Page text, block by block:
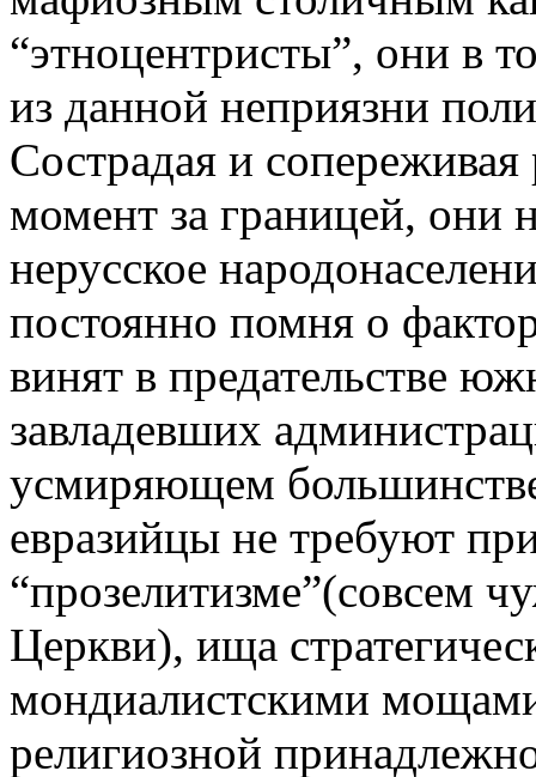
“этноцентристы”, они в
из данной неприязни
Сострадая и
момент за границей, они
нерусское
постоянно помня о
винят в предательстве
завладевших
усмиряющем
евразийцы не требуют
“прозелитизме”(совсем
Церкви), ища
мондиалистскими
религиозной